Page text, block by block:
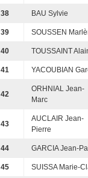
38 BAU Sylvie
39 SOUSSEN
40 TOUSSAINT
41 YACOUBIAN
42
ORHNIAL Jean-
Marc
43
AUCLAIR Jean-
Pierre
44 GARCIA Jean-
45 SUISSA Marie-